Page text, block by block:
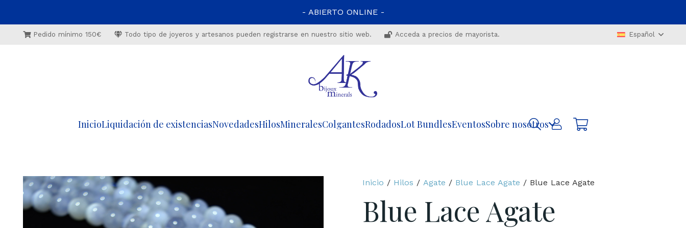
- ABIERTO ONLINE -
Pedido mínimo 150€ Todo tipo de joyeros y artesanos pueden registrarse en nuestro sitio web. Acceda a precios de mayorista. Español
InicioLiquidación de existenciasNovedadesHilosMineralesColgantesRodadosLot BundlesEventosSobre nosotros
Inicio / Hilos / Agate / Blue Lace Agate / Blue Lace Agate
Blue Lace Agate